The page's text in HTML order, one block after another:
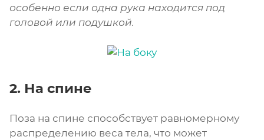
особенно если одна рука находится под
головой или подушкой.
2. На спине
Поза на спине способствует равномерному
распределению веса тела, что может